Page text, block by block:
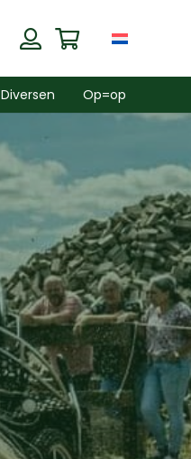
Diversen Op=op